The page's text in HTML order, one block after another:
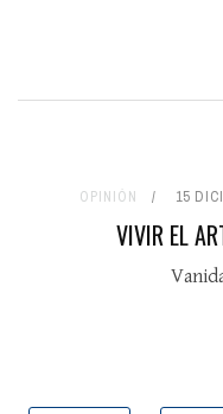
OPINIÓN 15
VIVIR EL